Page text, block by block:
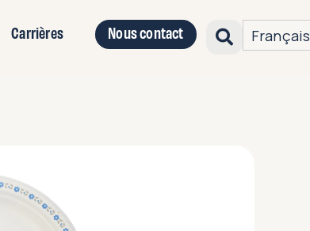
Carrières Nous contact Français